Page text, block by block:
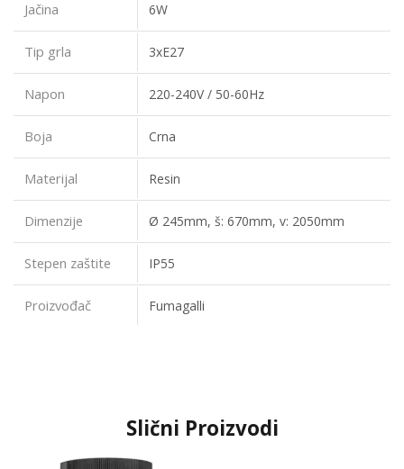
Jačina 6W
Tip grla 3xE27
Napon 220-240V / 50-60Hz
Boja Crna
Materijal Resin
Dimenzije Ø 245mm, š: 670mm, v: 2050mm
Stepen zaštite IP55
Proizvođač Fumagalli
Slični Proizvodi